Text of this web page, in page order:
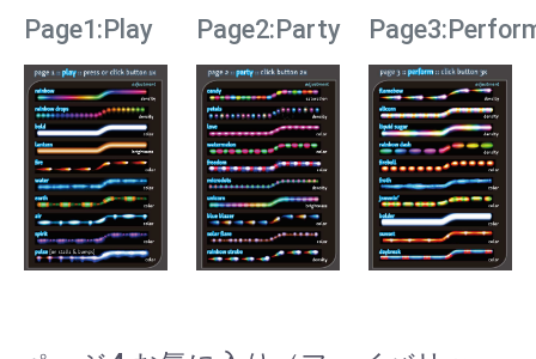
Page1:Play Page2:Party